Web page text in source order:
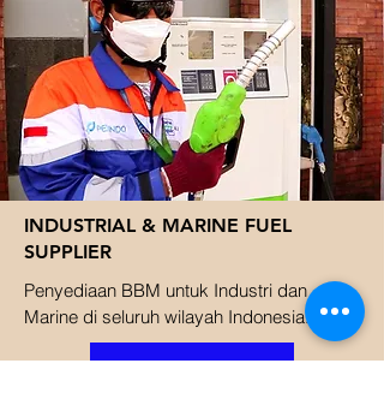
INDUSTRIAL & MARINE FUEL
SUPPLIER
Penyediaan BBM untuk Industri dan
Marine di seluruh wilayah Indonesia.
Read More